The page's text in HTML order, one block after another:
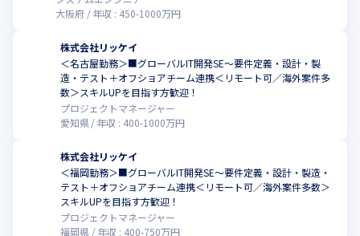
大阪府
年収 : 450-1000万円
株式会社リッケイ
＜名古屋勤務＞■グローバルIT開発SE～要件定義・設計・製
造・テスト＋オフショアチーム連携＜リモート可／海外案件多
数＞スキルUPを目指す方歓迎！
プロジェクトマネージャー
愛知県
年収 : 400-1000万円
株式会社リッケイ
＜福岡勤務＞■グローバルIT開発SE～要件定義・設計・製造・
テスト＋オフショアチーム連携＜リモート可／海外案件多数＞
スキルUPを目指す方歓迎！
プロジェクトマネージャー
福岡県
年収 : 400-750万円